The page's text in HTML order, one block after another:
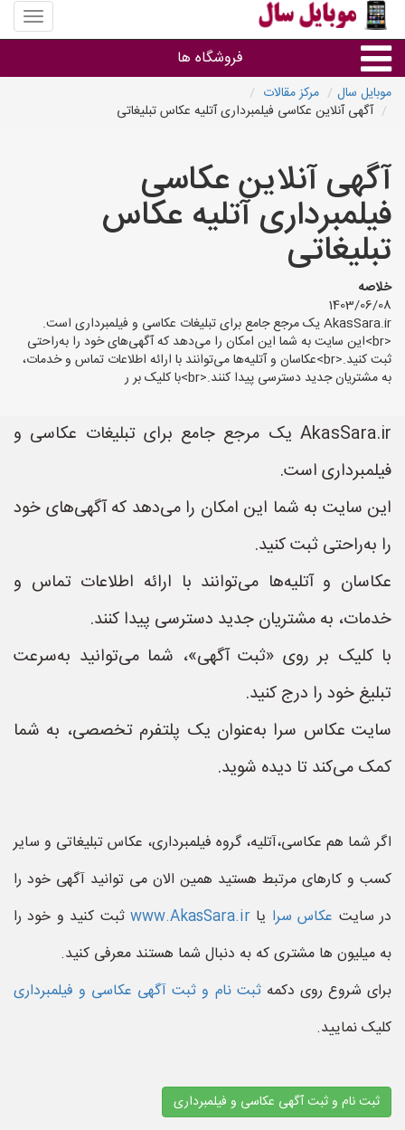
منوی
سایت
سال
فروشگاه ها
موبایل و تبلت
سایر گروه ها
فروشگاه های موبایل
موبایل سال
مرکز مقالات
آگهی آنلاین عکاسی فیلمبرداری آتلیه عکاس تبلیغاتی
آگهی آنلاین عکاسی
فیلمبرداری آتلیه عکاس
تبلیغاتی
خلاصه
1403/06/08
AkasSara.ir یک مرجع جامع برای تبلیغات عکاسی و فیلمبرداری است.
<br>این سایت به شما این امکان را می‌دهد که آگهی‌های خود را به‌راحتی
ثبت کنید.<br>عکاسان و آتلیه‌ها می‌توانند با ارائه اطلاعات تماس و خدمات،
به مشتریان جدید دسترسی پیدا کنند.<br>با کلیک بر ر
AkasSara.ir یک مرجع جامع برای تبلیغات عکاسی و
فیلمبرداری است.
این سایت به شما این امکان را می‌دهد که آگهی‌های خود
را به‌راحتی ثبت کنید.
عکاسان و آتلیه‌ها می‌توانند با ارائه اطلاعات تماس و
خدمات، به مشتریان جدید دسترسی پیدا کنند.
با کلیک بر روی «ثبت آگهی»، شما می‌توانید به‌سرعت
تبلیغ خود را درج کنید.
سایت عکاس سرا به‌عنوان یک پلتفرم تخصصی، به شما
کمک می‌کند تا دیده شوید.
اگر شما هم عکاسی،آتلیه، گروه فیلمبرداری، عکاس تبلیغاتی و سایر
کسب و کارهای مرتبط هستید همین الان می توانید آگهی خود را
در سایت عکاس سرا یا www.AkasSara.ir ثبت کنید و خود را
به میلیون ها مشتری که به دنبال شما هستند معرفی کنید.
برای شروع روی دکمهثبت نام و ثبت آگهی عکاسی و فیلمبرداری
کلیک نمایید.
ثبت نام و ثبت آگهی عکاسی و فیلمبرداری